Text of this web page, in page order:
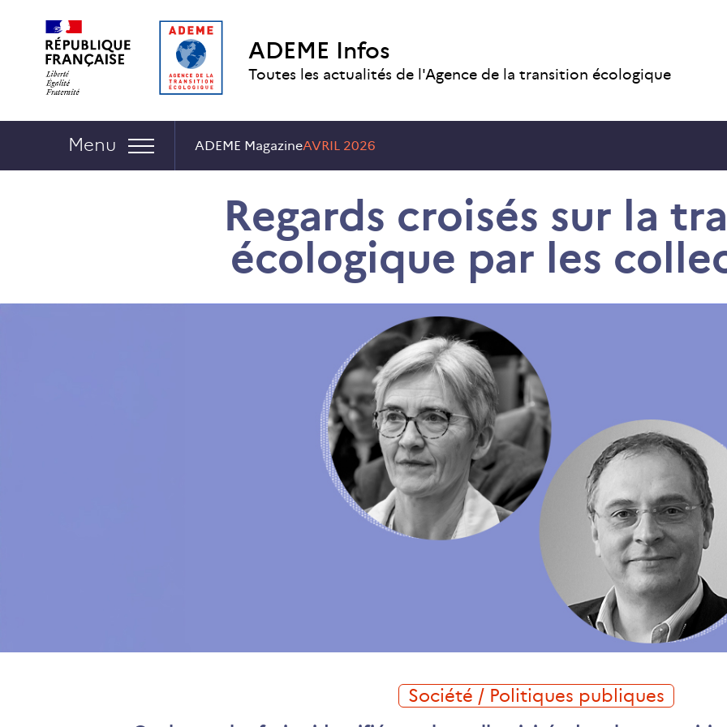
contenu
menu
cookies
ADEME Infos
Toutes les actualités de l'Agence de la transition écologique
Navigation :
Menu ADEME MagazineAVRIL 2026
Regards croisés sur la
écologique par les
Société / Politiques publiques